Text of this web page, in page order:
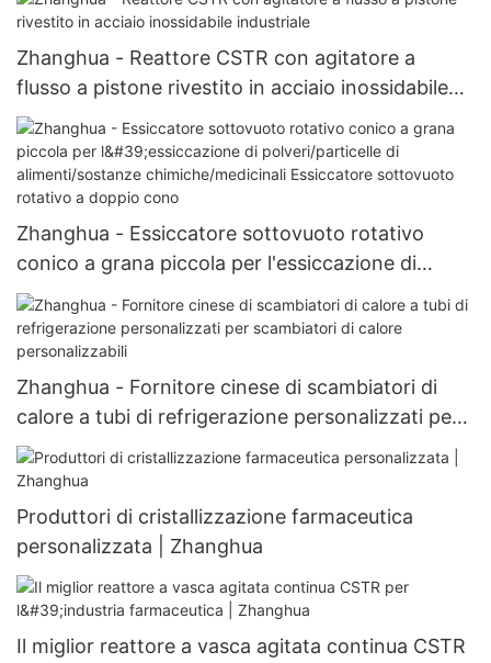
inossidabile
Zhanghua - Reattore CSTR con agitatore a
flusso a pistone rivestito in acciaio inossidabile
industriale
Zhanghua - Essiccatore sottovuoto rotativo
conico a grana piccola per l'essiccazione di
polveri/particelle di alimenti/sostanze
chimiche/medicinali Essiccatore sottovuoto
rotativo a doppio cono
Zhanghua - Fornitore cinese di scambiatori di
calore a tubi di refrigerazione personalizzati per
scambiatori di calore personalizzabili
Produttori di cristallizzazione farmaceutica
personalizzata | Zhanghua
Il miglior reattore a vasca agitata continua CSTR